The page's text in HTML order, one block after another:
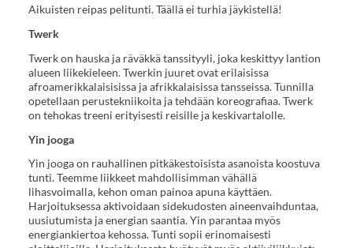
Aikuisten reipas pelitunti. Täällä ei turhia jäykistellä!
Twerk
Twerk on hauska ja räväkkä tanssityyli, joka keskittyy lantion
alueen liikekieleen. Twerkin juuret ovat erilaisissa
afroamerikkalaisisissa ja afrikkalaisissa tansseissa. Tunnilla
opetellaan perustekniikoita ja tehdään koreografiaa. Twerk
on tehokas treeni erityisesti reisille ja keskivartalolle.
Yin jooga
Yin jooga on rauhallinen pitkäkestoisista asanoista koostuva
tunti. Teemme liikkeet mahdollisimman vähällä
lihasvoimalla, kehon oman painoa apuna käyttäen.
Harjoituksessa aktivoidaan sidekudosten aineenvaihduntaa,
uusiutumista ja energian saantia. Yin parantaa myös
energiankiertoa kehossa. Tunti sopii erinomaisesti